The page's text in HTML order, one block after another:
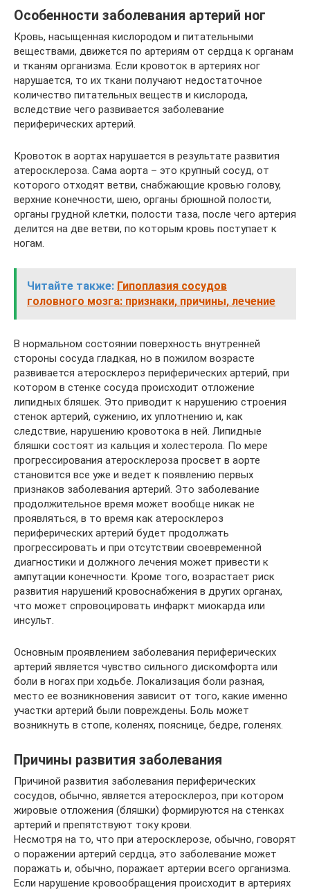
Особенности заболевания артерий ног
Кровь, насыщенная кислородом и питательными
веществами, движется по артериям от сердца к органам
и тканям организма. Если кровоток в артериях ног
нарушается, то их ткани получают недостаточное
количество питательных веществ и кислорода,
вследствие чего развивается заболевание
периферических артерий.
Кровоток в аортах нарушается в результате развития
атеросклероза. Сама аорта – это крупный сосуд, от
которого отходят ветви, снабжающие кровью голову,
верхние конечности, шею, органы брюшной полости,
органы грудной клетки, полости таза, после чего артерия
делится на две ветви, по которым кровь поступает к
ногам.
Читайте также: Гипоплазия сосудов
головного мозга: признаки, причины, лечение
В нормальном состоянии поверхность внутренней
стороны сосуда гладкая, но в пожилом возрасте
развивается атеросклероз периферических артерий, при
котором в стенке сосуда происходит отложение
липидных бляшек. Это приводит к нарушению строения
стенок артерий, сужению, их уплотнению и, как
следствие, нарушению кровотока в ней. Липидные
бляшки состоят из кальция и холестерола. По мере
прогрессирования атеросклероза просвет в аорте
становится все уже и ведет к появлению первых
признаков заболевания артерий. Это заболевание
продолжительное время может вообще никак не
проявляться, в то время как атеросклероз
периферических артерий будет продолжать
прогрессировать и при отсутствии своевременной
диагностики и должного лечения может привести к
ампутации конечности. Кроме того, возрастает риск
развития нарушений кровоснабжения в других органах,
что может спровоцировать инфаркт миокарда или
инсульт.
Основным проявлением заболевания периферических
артерий является чувство сильного дискомфорта или
боли в ногах при ходьбе. Локализация боли разная,
место ее возникновения зависит от того, какие именно
участки артерий были повреждены. Боль может
возникнуть в стопе, коленях, пояснице, бедре, голенях.
Причины развития заболевания
Причиной развития заболевания периферических
сосудов, обычно, является атеросклероз, при котором
жировые отложения (бляшки) формируются на стенках
артерий и препятствуют току крови.
Несмотря на то, что при атеросклерозе, обычно, говорят
о поражении артерий сердца, это заболевание может
поражать и, обычно, поражает артерии всего организма.
Если нарушение кровообращения происходит в артериях